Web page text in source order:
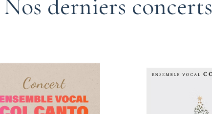
Nos derniers concerts